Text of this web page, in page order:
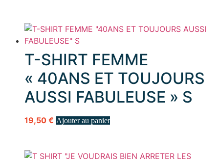
T-SHIRT FEMME
« 40ANS ET TOUJOURS
AUSSI FABULEUSE » S
19,50 € Ajouter au panier